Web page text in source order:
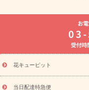
よく贈られる花
お
8月の誕生花(トルコキ
お供え・お悔
通夜
ーブドフラワー
季節の
特集
お盆 花（新盆・初
盆・初盆）
お盆 花（新
お
受付
花キューピット
当日配達特急便